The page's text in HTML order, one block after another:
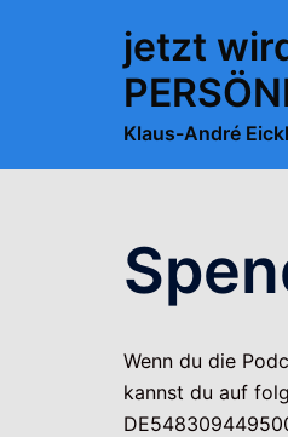
jetzt
Klaus-André
Wenn du die
kannst du auf